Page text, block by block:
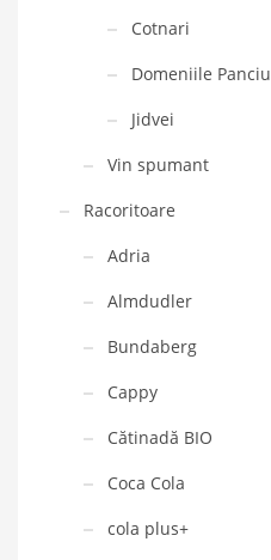
Cotnari
Domeniile Panciu
Jidvei
Vin spumant
Racoritoare
Adria
Almdudler
Bundaberg
Cappy
Cătinadă BIO
Coca Cola
cola plus+